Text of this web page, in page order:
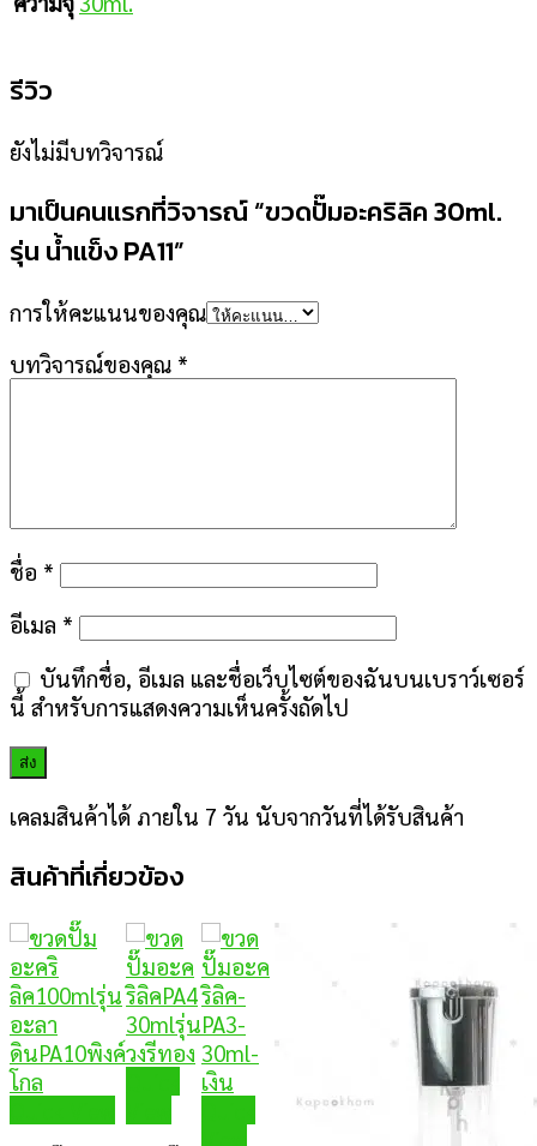
รีวิว
ยังไม่มีบทวิจารณ์
มาเป็นคนแรกที่วิจารณ์ “ขวดปั๊มอะคริลิค 30ml.
รุ่น น้ำแข็ง PA11”
การให้คะแนนของคุณ
บทวิจารณ์ของคุณ *
ชื่อ *
อีเมล *
บันทึกชื่อ, อีเมล และชื่อเว็บไซต์ของฉันบนเบราว์เซอร์
นี้ สำหรับการแสดงความเห็นครั้งถัดไป
เคลมสินค้าได้ ภายใน 7 วัน นับจากวันที่ได้รับสินค้า
สินค้าที่เกี่ยวข้อง